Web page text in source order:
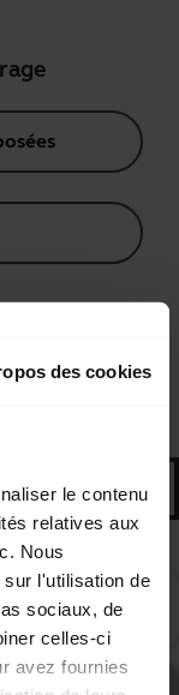
des cookies
le contenu
relatives aux
Nous
l'utilisation de
sociaux, de
celles-ci
avez fournies
appareils
le Jabra